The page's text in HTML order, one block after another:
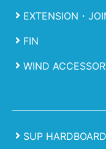
EXTENSION・
FIN
WIND
SUP HARDBOARD